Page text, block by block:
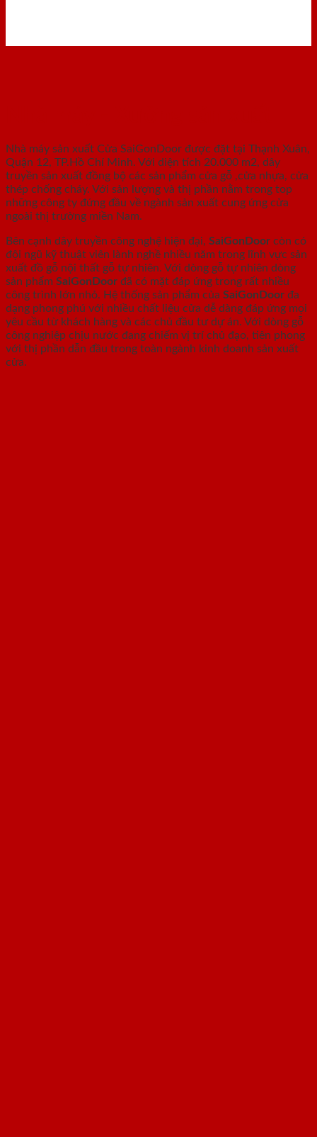
Nhà máy sản xuất Cửa SaiGonDoor được đặt tại Thạnh Xuân,
Quận 12, TP.Hồ Chí Minh. Với diện tích 20.000 m2, dây
truyền sản xuất đồng bộ các sản phẩm cửa gỗ ,cửa nhựa, cửa
thép chống cháy. Với sản lượng và thị phần nằm trong top
những công ty đứng đầu về ngành sản xuất cung ứng cửa
ngoài thị trường miền Nam.
Bên cạnh dây truyền công nghệ hiện đại, SaiGonDoor còn có
đội ngũ kỹ thuật viên lành nghề nhiều năm trong lĩnh vực sản
xuất đồ gỗ nội thất gỗ tự nhiên. Với dòng gỗ tự nhiên dòng
sản phẩm SaiGonDoor đã có mặt đáp ứng trong rất nhiều
công trình lớn nhỏ. Hệ thống sản phẩm của SaiGonDoor đa
dạng phong phú với nhiều chất liệu cửa dễ dàng đáp ứng mọi
yêu cầu từ khách hàng và các chủ đầu tư dự án. Với dòng gỗ
công nghiệp chịu nước đang chiếm vị trí chủ đạo, tiên phong
với thị phần dẫn đầu trong toàn ngành kinh doanh sản xuất
cửa.